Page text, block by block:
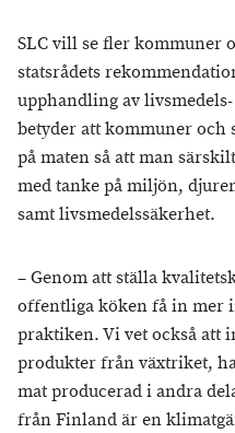
SLC vill se fler kommuner
statsrådets
upphandling av
betyder att kommuner och
på maten så att man
med tanke på miljön,
samt livsmedelssäkerhet.
– Genom att ställa
offentliga köken få in mer
praktiken. Vi vet också att
produkter från växtriket,
mat producerad i andra
från Finland är en